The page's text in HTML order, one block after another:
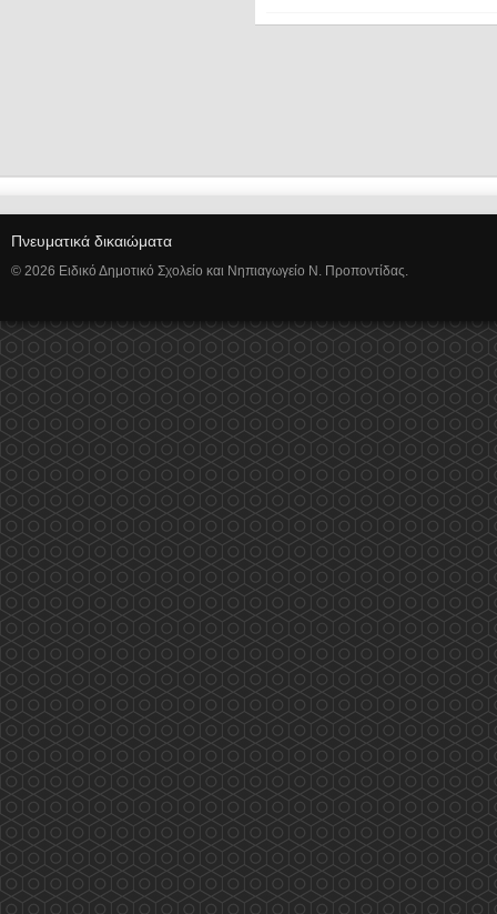
Πνευματικά δικαιώματα
© 2026 Ειδικό Δημοτικό Σχολείο και Νηπιαγωγείο Ν. Προποντίδας.